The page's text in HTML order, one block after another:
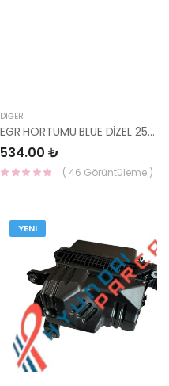
DIĞER
EGR HORTUMU BLUE DİZEL 25650-2A700-HMC
534.00 ₺
( 46 Görüntüleme )
YENI